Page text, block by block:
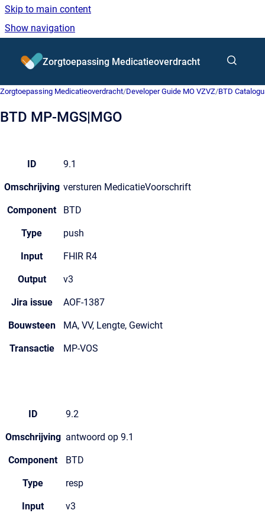
Skip to main content
Show navigation
Go to homepage
Zorgtoepassing Medicatieoverdracht
Zorgtoepassing Medicatieoverdracht/Developer Guide MO VZVZ/BTD
BTD MP-MGS|MGO
ID 9.1
Omschrijving versturen MedicatieVoorschrift
Component BTD
Type push
Input FHIR R4
Output v3
Jira issue AOF-1387
Bouwsteen MA, VV, Lengte, Gewicht
Transactie MP-VOS
ID 9.2
Omschrijving antwoord op 9.1
Component BTD
Type resp
Input v3